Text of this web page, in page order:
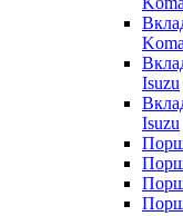
Isuzu
Isuzu